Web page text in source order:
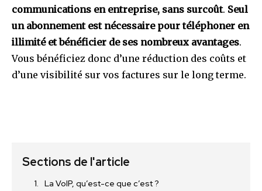
communications en entreprise, sans surcoût. Seul
un abonnement est nécessaire pour téléphoner en
illimité et bénéficier de ses nombreux avantages.
Vous bénéficiez donc d’une réduction des coûts et
d’une visibilité sur vos factures sur le long terme.
Sections de l'article
La VoIP, qu’est-ce que c’est ?